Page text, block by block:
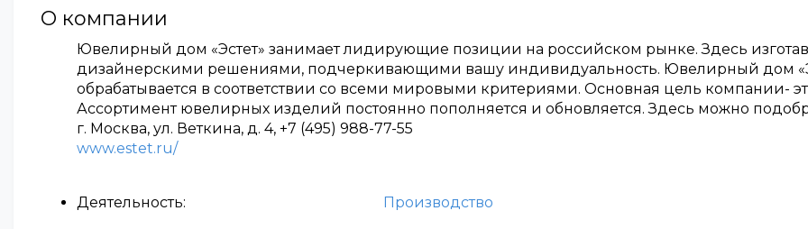
О компании
Ювелирный дом «Эстет» занимает лидирующие позиции на российском рынке. Здесь
дизайнерскими решениями, подчеркивающими вашу индивидуальность. Ювелирный дом
обрабатывается в соответствии со всеми мировыми критериями. Основная цель компании-
Ассортимент ювелирных изделий постоянно пополняется и обновляется. Здесь можно
г. Москва, ул. Веткина, д. 4, +7 (495) 988-77-55
www.estet.ru/
Деятельность: Производство